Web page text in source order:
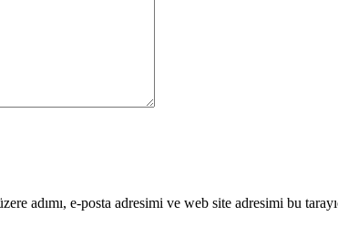
adımı, e-posta adresimi ve web site adresimi bu